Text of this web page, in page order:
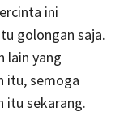
ini
golongan saja.
lain yang
itu, semoga
itu sekarang.